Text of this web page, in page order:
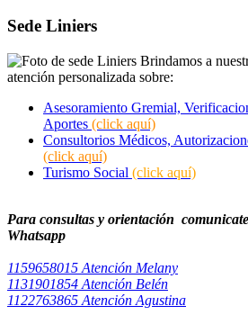
Sede Liniers
Brindamos a
atención personalizada sobre:
Asesoramiento Gremial,
Aportes (click aquí)
Consultorios Médicos,
(click aquí)
Turismo Social (click aquí)
Para consultas y orientación
Whatsapp ​
1159658015 Atención Melany
1131901854 Atención Belén
1122763865 Atención Agustina